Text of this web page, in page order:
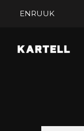
ENRUUK